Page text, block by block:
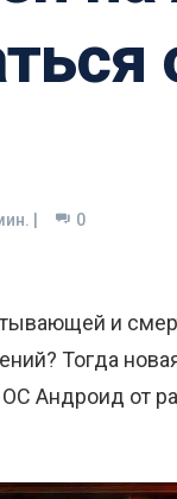
| 0
и
Тогда
ОС Андроид от